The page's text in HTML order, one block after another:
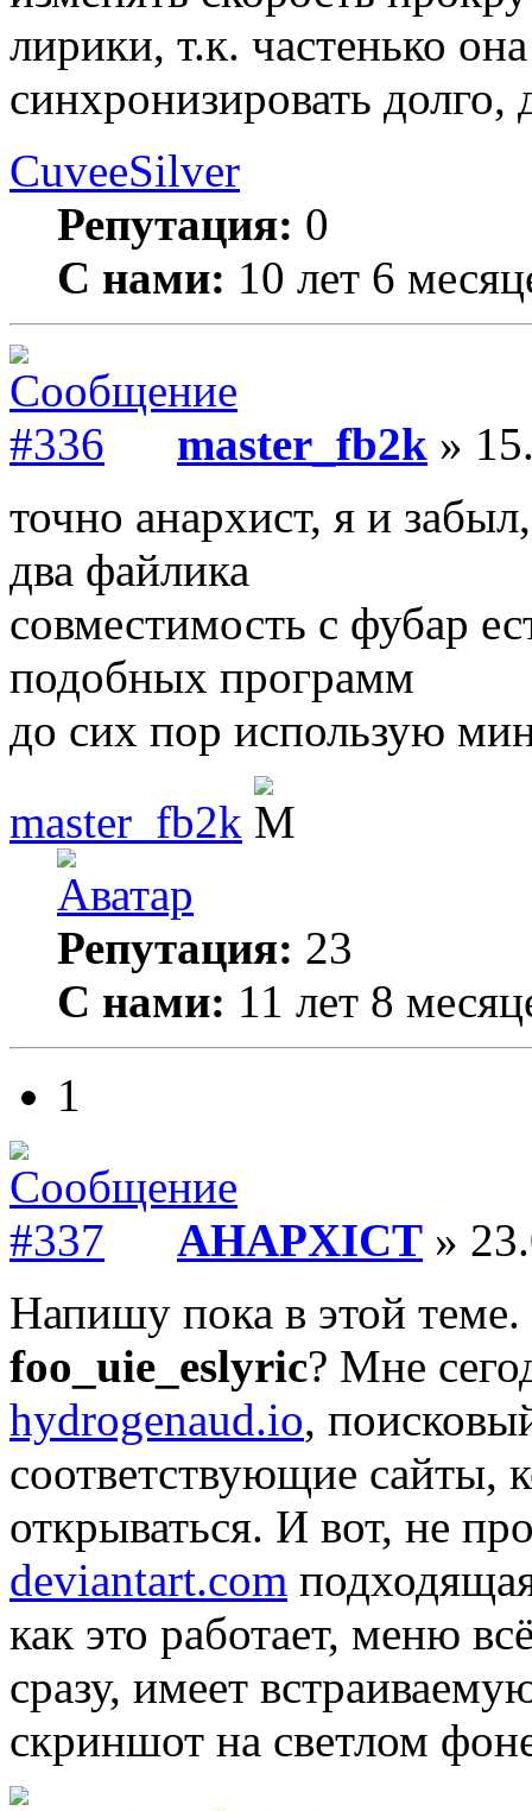
лирики, т.к. частенько
синхронизировать долго,
CuveeSilver
Репутация: 0
С нами: 10 лет 6
master_fb2k »
точно анархист, я и
два файлика
совместимость с фубар
подобных программ
до сих пор использую
master_fb2k
Репутация: 23
С нами: 11 лет 8
1
AHAPXICT »
Напишу пока в этой теме.
foo_uie_eslyric? Мне
hydrogenaud.io,
соответствующие сайты,
открываться. И вот, не
deviantart.com
как это работает, меню
сразу, имеет
скриншот на светлом